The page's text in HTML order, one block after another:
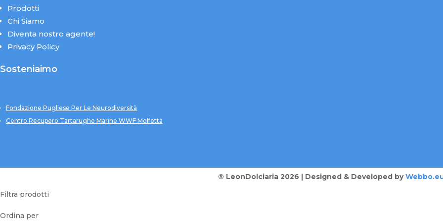
Prodotti
Chi Siamo
Diventa nostro agente!
Privacy Policy
Sosteniaimo
Fondazione Pugliese Per Le Neurodiversità
Centro Recupero Tartarughe Marine WWF Molfetta
® LeonDolciaria 2026 | Designed & Developed by
Filtra prodotti
Ordina per